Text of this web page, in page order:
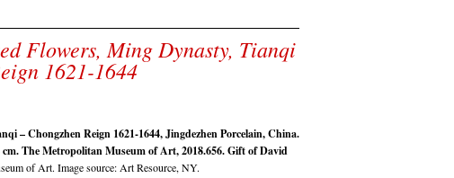
Flowers, Ming Dynasty, Tianqi
1621-1644
– Chongzhen Reign 1621-1644, Jingdezhen Porcelain, China.
The Metropolitan Museum of Art, 2018.656. Gift of David
of Art. Image source: Art Resource, NY.